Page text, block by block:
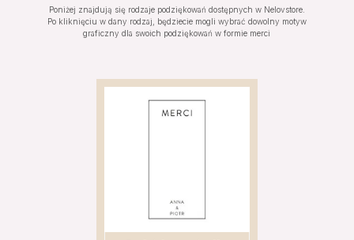
Poniżej znajdują się rodzaje podziękowań dostępnych w Nelovstore.
Po kliknięciu w dany rodzaj, będziecie mogli wybrać dowolny motyw
graficzny dla swoich podziękowań w formie merci